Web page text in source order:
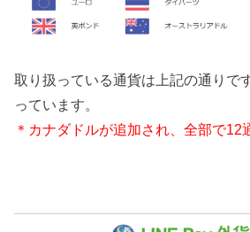
取り扱っている通貨は上記の通りで
っています。
＊カナダドルが追加され、全部で12